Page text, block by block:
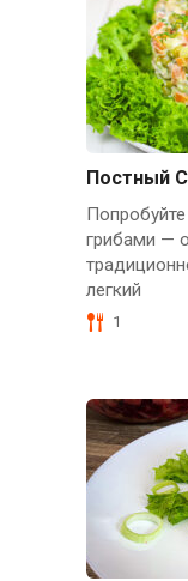
Постный
грибами —
легкий
1